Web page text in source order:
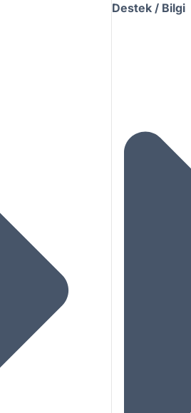
Destek / Bilgi